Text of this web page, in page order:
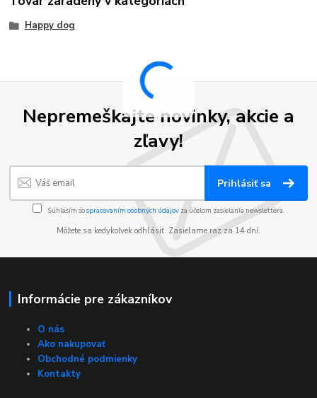
Happy dog
Nepremeškajte novinky, akcie a
zľavy!
Prihlásiť sa
Súhlasím sospracovaním osobných údajov za účelom zasielania newslettera.
Môžete sa kedykoľvek odhlásiť. Zasielame raz za 14 dní.
Informácie pre zákazníkov
O nás
Ako nakupovať
Obchodné podmienky
Kontakty